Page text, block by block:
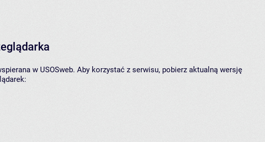
w USOSweb. Aby korzystać z serwisu, pobierz aktualną wersję